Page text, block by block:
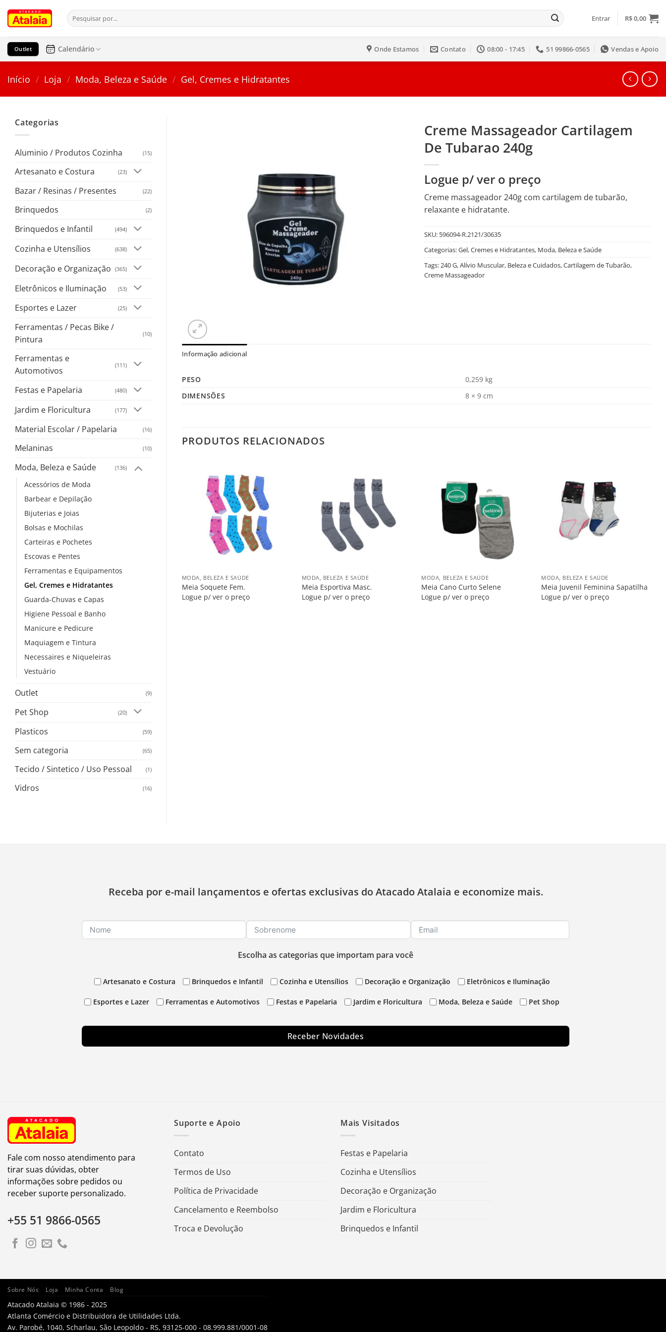
para
conteúdo
Pesquisar
por:
Entrar R$0,00
Outlet Calendário Onde Estamos Contato 08:00 - 17:45 51 99866-0565 Vendas e Apoio
Início / Loja / Moda, Beleza e Saúde / Gel, Cremes e Hidratantes
Categorias
Aluminio / Produtos Cozinha (15)
Artesanato e Costura (23)
Bazar / Resinas / Presentes (22)
Brinquedos (2)
Brinquedos e Infantil (494)
Cozinha e Utensílios (638)
Decoração e Organização (365)
Eletrônicos e Iluminação (53)
Esportes e Lazer (25)
Ferramentas / Pecas Bike /
Pintura
(10)
Ferramentas e
Automotivos
(111)
Festas e Papelaria (480)
Jardim e Floricultura (177)
Material Escolar / Papelaria (16)
Melaninas (10)
Moda, Beleza e Saúde (136)
Acessórios de Moda
Barbear e Depilação
Bijuterias e Joias
Bolsas e Mochilas
Carteiras e Pochetes
Escovas e Pentes
Ferramentas e Equipamentos
Gel, Cremes e Hidratantes
Guarda-Chuvas e Capas
Higiene Pessoal e Banho
Manicure e Pedicure
Maquiagem e Tintura
Necessaires e Niqueleiras
Vestuário
Outlet (9)
Pet Shop (20)
Plasticos (59)
Sem categoria (65)
Tecido / Sintetico / Uso Pessoal (1)
Vidros (16)
Creme Massageador Cartilagem
De Tubarao 240g
Logue p/ ver o preço
Creme massageador 240g com cartilagem de tubarão,
relaxante e hidratante.
SKU: 596094-R.2121/30635
Categorias:Gel, Cremes e Hidratantes, Moda, Beleza e Saúde
Tags:240 G,Alívio Muscular, Beleza e Cuidados,Cartilagem de Tubarão,
Creme Massageador
Informação adicional
PESO
0,259 kg
DIMENSÕES
8 × 9 cm
PRODUTOS RELACIONADOS
MODA, BELEZA E SAÚDE
Meia Soquete Fem.
Logue p/ ver o preço
MODA, BELEZA E SAÚDE
Meia Esportiva Masc.
Logue p/ ver o preço
Lista
MODA, BELEZA E SAÚDE
Meia Cano Curto Selene
Logue p/ ver o preço
MODA, BELEZA E SAÚDE
Meia Juvenil Feminina Sapatilha
Logue p/ ver o preço
Salvar
Lista
Escobel Qd.
+
Meia Social Inaja
Logue p/ ver o preço
Receba por e-mail lançamentos e ofertas exclusivas do Atacado Atalaia e economize mais.
Escolha as categorias que importam para você
Artesanato e Costura Brinquedos e Infantil Cozinha e Utensílios Decoração e Organização Eletrônicos e Iluminação
Esportes e Lazer Ferramentas e Automotivos Festas e Papelaria Jardim e Floricultura Moda, Beleza e Saúde Pet Shop
Receber Novidades
Fale com nosso atendimento para
tirar suas dúvidas, obter
informações sobre pedidos ou
receber suporte personalizado.
+55 51 9866-0565
Suporte e Apoio
Contato
Termos de Uso
Política de Privacidade
Cancelamento e Reembolso
Troca e Devolução
Mais Visitados
Festas e Papelaria
Cozinha e Utensílios
Decoração e Organização
Jardim e Floricultura
Brinquedos e Infantil
Sobre Nós Loja Minha Conta Blog
Atacado Atalaia © 1986 - 2025
Atlanta Comércio e Distribuidora de Utilidades Ltda.
Av. Parobé, 1040, Scharlau, São Leopoldo - RS, 93125-000 - 08.999.881/0001-08